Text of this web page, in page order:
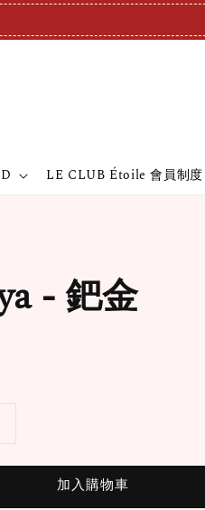
LE CLUB Étoile 會員制度
- 鈀金
加入購物車